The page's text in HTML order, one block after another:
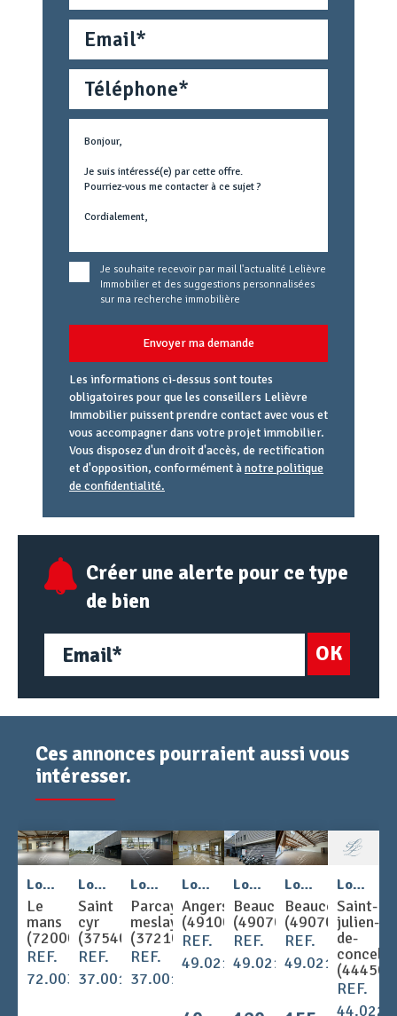
Téléphone
Métier
concerné
Je souhaite recevoir par mail l'actualité Lelièvre
Immobilier et des suggestions personnalisées
sur ma recherche immobilière
Envoyer ma demande
Les informations ci-dessus sont toutes
obligatoires pour que les conseillers Lelièvre
Immobilier puissent prendre contact avec vous et
vous accompagner dans votre projet immobilier.
Vous disposez d'un droit d'accès, de rectification
et d'opposition, conformément ànotre politique
de confidentialité.
email
URL
Créer une alerte pour ce type
de bien
OK
Ces annonces pourraient aussi vous
intéresser.
Location - COMMERCE 525 m
Le
mans
(72000)
REF.
72.003102
Location - COMMERCE 471 m
Saint
cyr
(37540)
REF.
37.001637
Location - COMMERCE 200 m
Parcay-
meslay
(37210)
REF.
37.001650
Location - COMMERCE 242 m
Angers
(49100)
REF.
49.021807
Location - COMMERCE 1180 m
BeaucouzÉ
(49070)
REF.
49.021823
Location - COMMERCE 1543 m
BeaucouzÉ
(49070)
REF.
49.021825
Location - COMMERCE 80 m
Saint-
julien-
de-
(44450)
REF.